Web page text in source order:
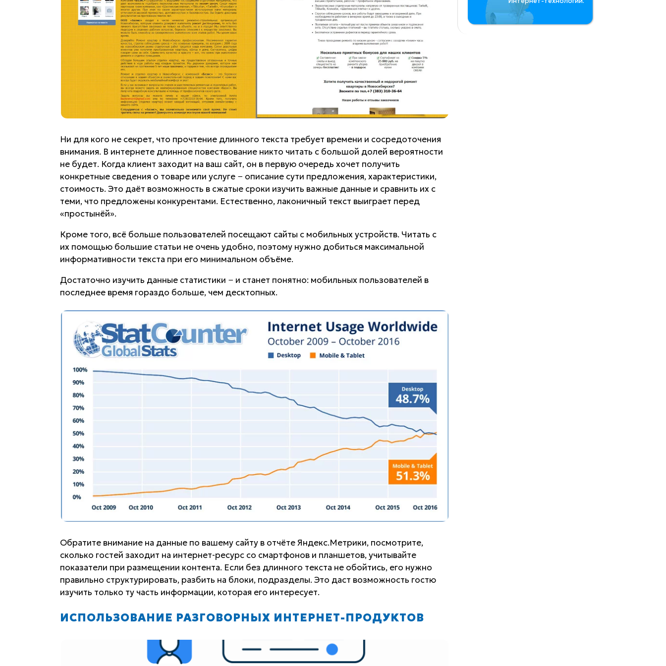
Ни для кого не секрет, что прочтение длинного текста требует времени и сосредоточения
внимания. В интернете длинное повествование никто читать с большой долей вероятности
не будет. Когда клиент заходит на ваш сайт, он в первую очередь хочет получить
конкретные сведения о товаре или услуге − описание сути предложения, характеристики,
стоимость. Это даёт возможность в сжатые сроки изучить важные данные и сравнить их с
теми, что предложены конкурентами. Естественно, лаконичный текст выиграет перед
«простынёй».
Кроме того, всё больше пользователей посещают сайты с мобильных устройств. Читать с
их помощью большие статьи не очень удобно, поэтому нужно добиться максимальной
информативности текста при его минимальном объёме.
Достаточно изучить данные статистики − и станет понятно: мобильных пользователей в
последнее время гораздо больше, чем десктопных.
Обратите внимание на данные по вашему сайту в отчёте Яндекс.Метрики, посмотрите,
сколько гостей заходит на интернет-ресурс со смартфонов и планшетов, учитывайте
показатели при размещении контента. Если без длинного текста не обойтись, его нужно
правильно структурировать, разбить на блоки, подразделы. Это даст возможность гостю
изучить только ту часть информации, которая его интересует.
ИСПОЛЬЗОВАНИЕ РАЗГОВОРНЫХ ИНТЕРНЕТ-ПРОДУКТОВ